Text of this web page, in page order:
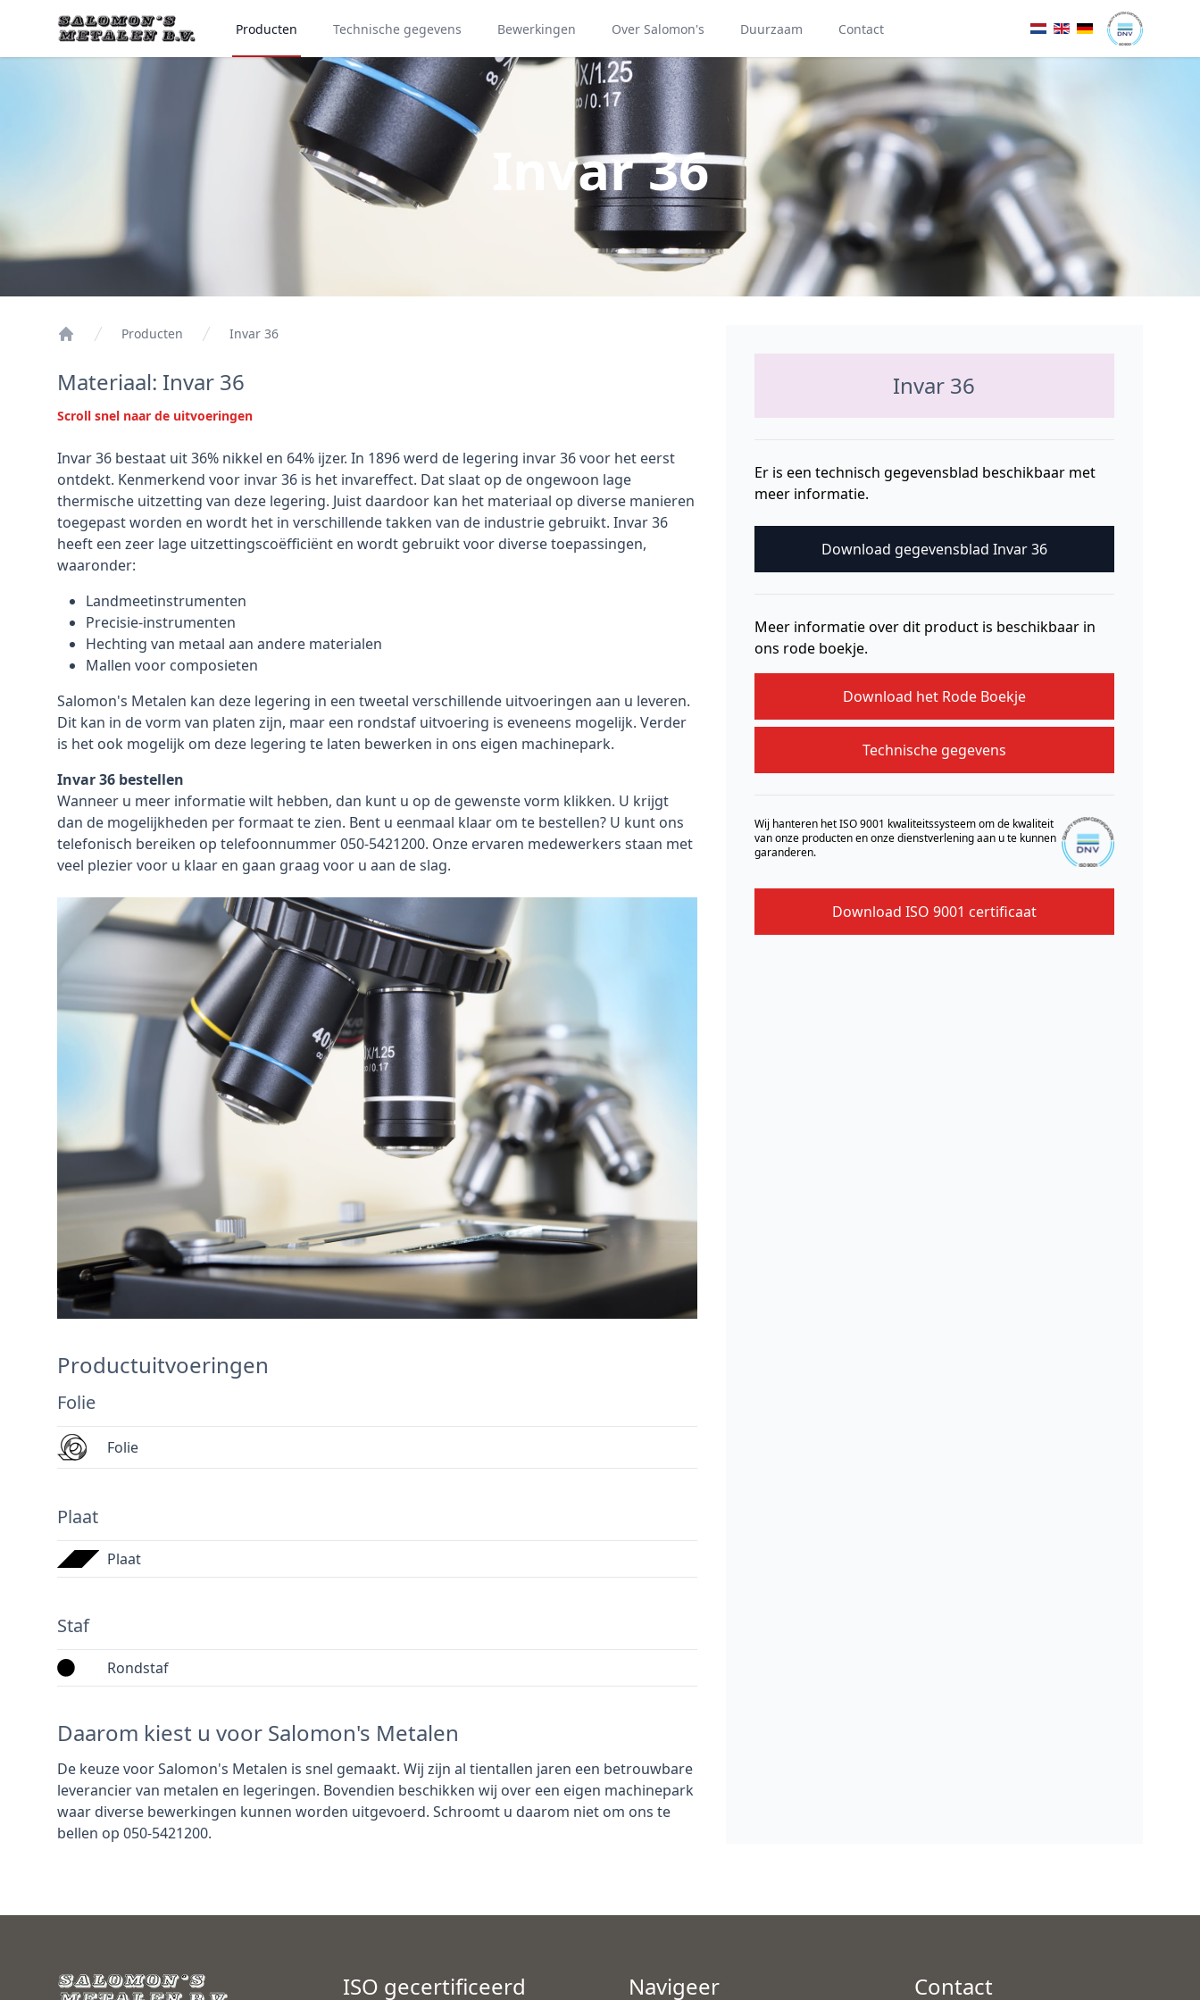
Producten Technische gegevens Bewerkingen Over Salomon's Duurzaam Contact
Invar 36
Producten Invar 36
Materiaal: Invar 36
Scroll snel naar de uitvoeringen
Invar 36 bestaat uit 36% nikkel en 64% ijzer. In 1896 werd de legering invar 36 voor het eerst
ontdekt. Kenmerkend voor invar 36 is het invareffect. Dat slaat op de ongewoon lage
thermische uitzetting van deze legering. Juist daardoor kan het materiaal op diverse manieren
toegepast worden en wordt het in verschillende takken van de industrie gebruikt. Invar 36
heeft een zeer lage uitzettingscoëfficiënt en wordt gebruikt voor diverse toepassingen,
waaronder:
Landmeetinstrumenten
Precisie-instrumenten
Hechting van metaal aan andere materialen
Mallen voor composieten
Salomon's Metalen kan deze legering in een tweetal verschillende uitvoeringen aan u leveren.
Dit kan in de vorm van platen zijn, maar een rondstaf uitvoering is eveneens mogelijk. Verder
is het ook mogelijk om deze legering te laten bewerken in ons eigen machinepark.
Invar 36 bestellen
Wanneer u meer informatie wilt hebben, dan kunt u op de gewenste vorm klikken. U krijgt
dan de mogelijkheden per formaat te zien. Bent u eenmaal klaar om te bestellen? U kunt ons
telefonisch bereiken op telefoonnummer 050-5421200. Onze ervaren medewerkers staan met
veel plezier voor u klaar en gaan graag voor u aan de slag.
Productuitvoeringen
Folie
Folie
Plaat
Plaat
Staf
Rondstaf
Daarom kiest u voor Salomon's Metalen
De keuze voor Salomon's Metalen is snel gemaakt. Wij zijn al tientallen jaren een betrouwbare
leverancier van metalen en legeringen. Bovendien beschikken wij over een eigen machinepark
waar diverse bewerkingen kunnen worden uitgevoerd. Schroomt u daarom niet om ons te
bellen op 050-5421200.
Invar 36
Er is een technisch gegevensblad beschikbaar met
meer informatie.
Download gegevensblad Invar 36
Meer informatie over dit product is beschikbaar in
ons rode boekje.
Download het Rode Boekje
Technische gegevens
Wij hanteren het ISO 9001 kwaliteitssysteem om de kwaliteit
van onze producten en onze dienstverlening aan u te kunnen
garanderen.
Download ISO 9001 certificaat
ISO gecertificeerd Navigeer Contact